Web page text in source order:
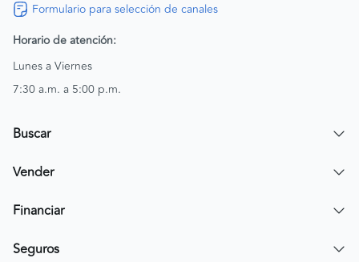
Formulario para selección de canales
Horario de atención:
Lunes a Viernes
7:30 a.m. a 5:00 p.m.
Buscar
Encuentra un carro
Vender
Publicar mi vehículo
Financiar
Simular crédito
Seguros